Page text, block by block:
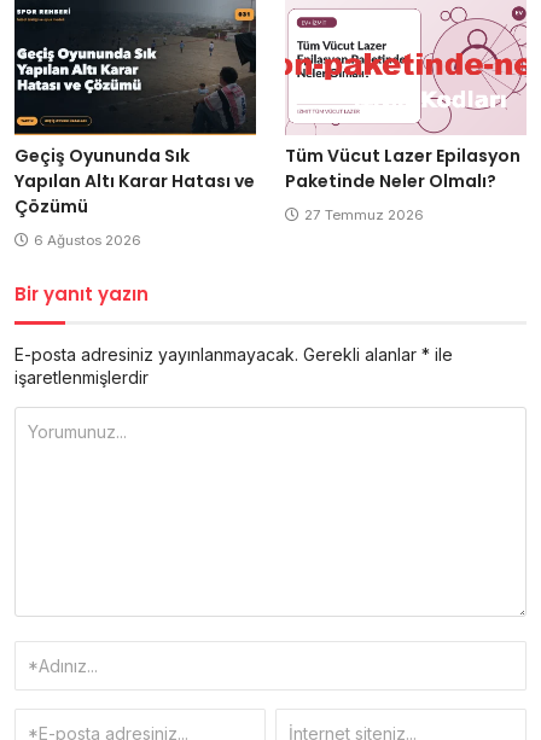
Geçiş Oyununda Sık
Yapılan Altı Karar Hatası ve
Çözümü
6 Ağustos 2026
Tüm Vücut Lazer Epilasyon
Paketinde Neler Olmalı?
27 Temmuz 2026
Bir yanıt yazın
E-posta adresiniz yayınlanmayacak. Gerekli alanlar * ile
işaretlenmişlerdir